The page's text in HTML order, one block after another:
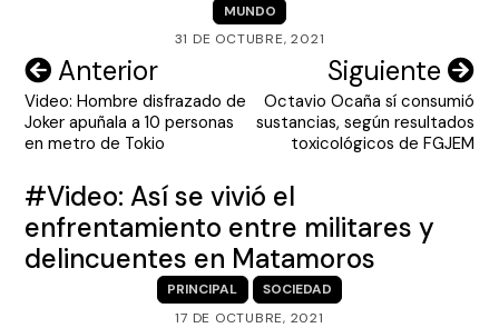
MUNDO
31 DE OCTUBRE, 2021
Navegación
de
entradas
Anterior
Video: Hombre disfrazado de
Joker apuñala a 10 personas
en metro de Tokio
Siguiente
Octavio Ocaña sí consumió
sustancias, según resultados
toxicológicos de FGJEM
#Video: Así se vivió el
enfrentamiento entre militares y
delincuentes en Matamoros
PRINCIPAL
SOCIEDAD
17 DE OCTUBRE, 2021